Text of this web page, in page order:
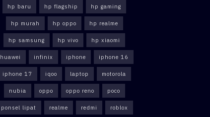
hp baru hp flagship hp gaming
hp murah hp oppo hp realme
hp samsung hp vivo hp xiaomi
huawei infinix iphone iphone 16
iphone 17 iqoo laptop motorola
nubia oppo oppo reno poco
ponsel lipat realme redmi roblox